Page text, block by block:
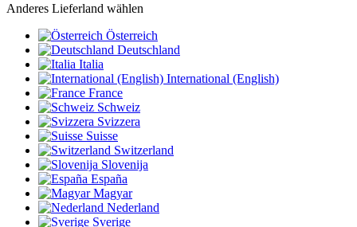
Anderes Lieferland wählen
Österreich
Deutschland
Italia
International (English)
France
Schweiz
Svizzera
Suisse
Switzerland
Slovenija
España
Magyar
Nederland
Sverige